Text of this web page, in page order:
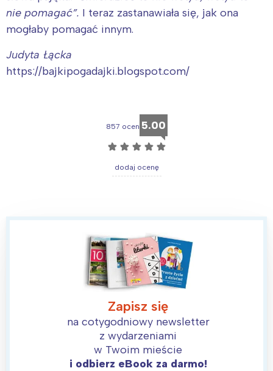
nie pomagać”. I teraz zastanawiała się, jak ona
mogłaby pomagać innym.
Judyta Łącka
https://bajkipogadajki.blogspot.com/
857 ocen 5.00
☆ ☆ ☆ ☆ ☆
dodaj ocenę
Zapisz się
na cotygodniowy newsletter
z wydarzeniami
w Twoim mieście
i odbierz eBook za darmo!